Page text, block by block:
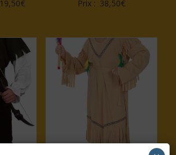
19,50€Plage
19,00€
Prix : 38,50€